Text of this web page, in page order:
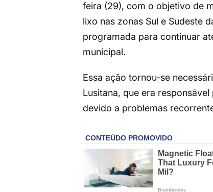
feira (29), com o objetivo de
lixo nas zonas Sul e Sudeste
programada para continuar
municipal.
Essa ação tornou-se
Lusitana, que era
devido a problemas